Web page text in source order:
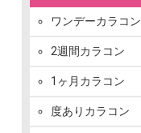
ワンデーカラコン
2週間カラコン
1ヶ月カラコン
度ありカラコン